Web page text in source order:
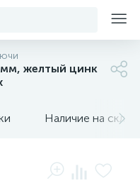
желтый цинк
Наличие на